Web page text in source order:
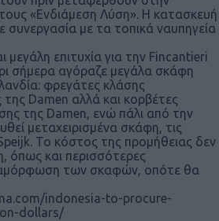
τους «Ενδιάμεση Λύση». Η κατασκευή
με τα τοπικά ναυπηγεία
μεγάλη επιτυχία για την Fincantieri
σήμερα αγόραζε μεγάλα σκάφη
φρεγάτες κλάσης
Damen αλλά και κορβέτες
της Damen, ενώ πάλι από την
μεταχειρισμένα σκάφη, τις
Το κόστος της προμήθειας δεν
όπως και περισσότερες
των σκαφών, οπότε θα
indonesia-to-procure-
dollars/